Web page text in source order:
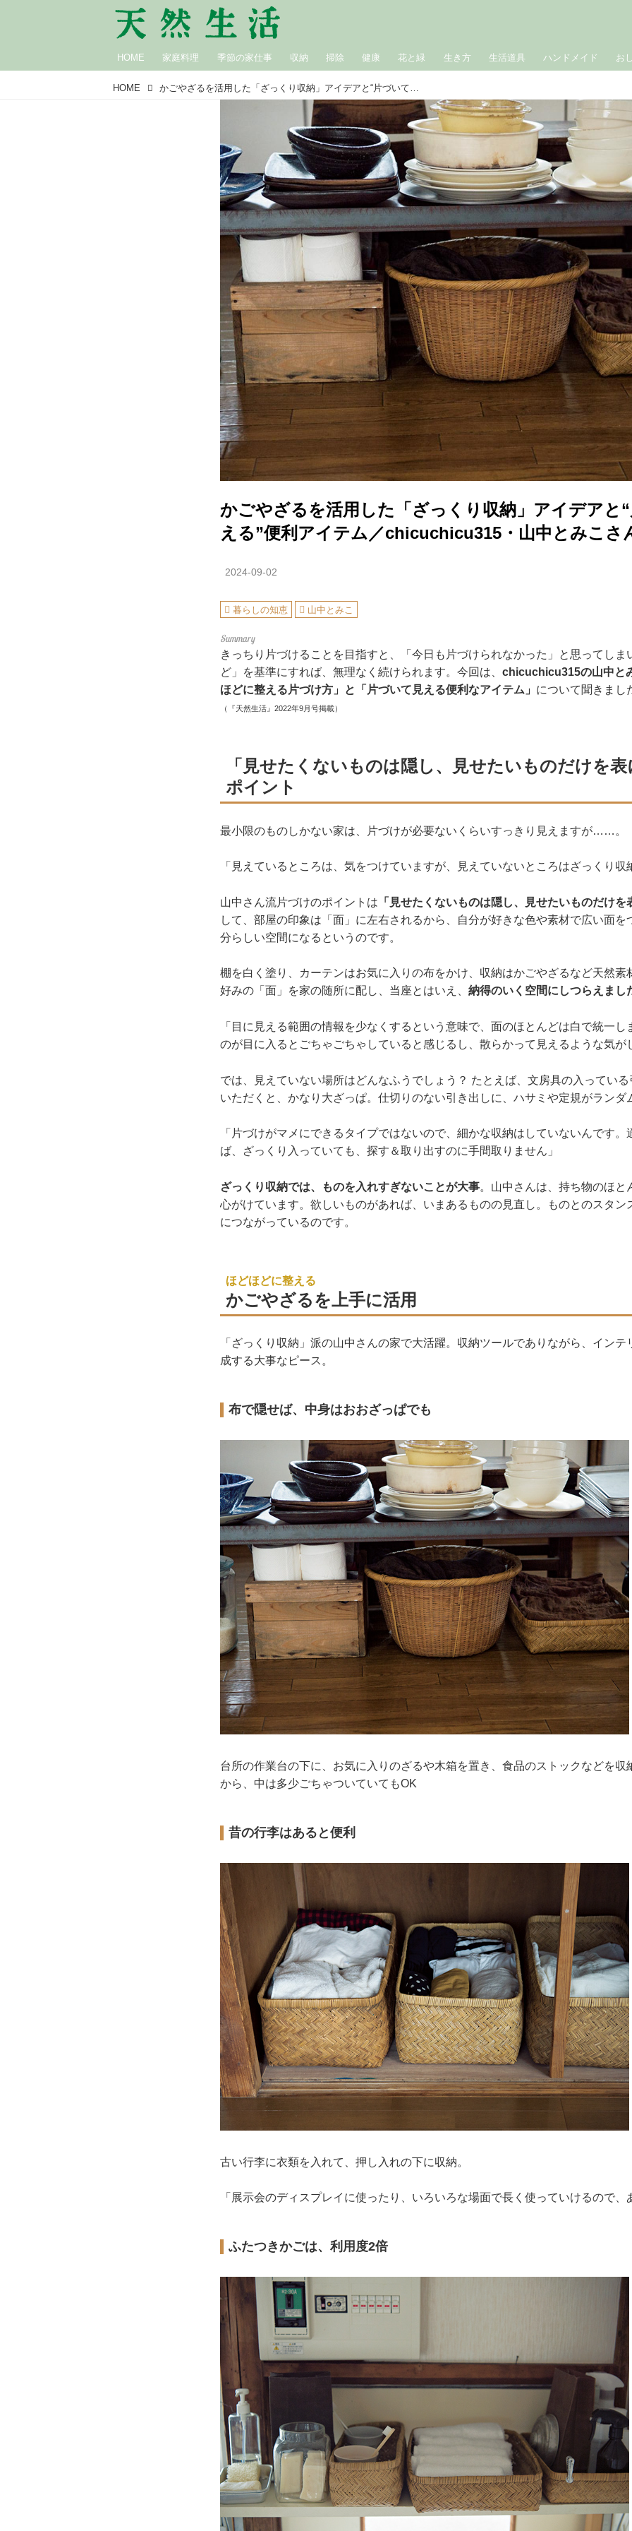
HOME 家庭料理 季節の家仕事 収納 掃除 健康 花と緑 生き方 生活道具 ハンドメイド お
HOME かごやざるを活用した「ざっくり収納」アイデアと“片づいて見える”便利アイテム／chicuchicu315・山中とみこさん
かごやざるを活用した「ざっくり収納」アイデアと
える”便利アイテム／chicuchicu315・山中とみこさ
2024-09-02
暮らしの知恵 山中とみこ
きっちり片づけることを目指すと、「今日も片づけられなかった」と思ってしま
ど」を基準にすれば、無理なく続けられます。今回は、 chicuchicu315の山中と
ほどに整える片づけ方」と「片づいて見える便利なアイテム」 について聞きまし
（『天然生活』2022年9月号掲載）
「見せたくないものは隠し、見せたいものだけを
ポイント
最小限のものしかない家は、片づけが必要ないくらいすっきり見えますが……。
「見えているところは、気をつけていますが、見えていないところはざっくり収
山中さん流片づけのポイントは 「見せたくないものは隠し、見せたいものだけを
して、部屋の印象は「面」に左右されるから、自分が好きな色や素材で広い面を
分らしい空間になるというのです。
棚を白く塗り、カーテンはお気に入りの布をかけ、収納はかごやざるなど天然素
好みの「面」を家の随所に配し、当座とはいえ、 納得のいく空間にしつらえまし
「目に見える範囲の情報を少なくするという意味で、面のほとんどは白で統一し
のが目に入るとごちゃごちゃしていると感じるし、散らかって見えるような気
では、見えていない場所はどんなふうでしょう？ たとえば、文房具の入ってい
いただくと、かなり大ざっぱ。仕切りのない引き出しに、ハサミや定規がランダ
「片づけがマメにできるタイプではないので、細かな収納はしていないんです。
ば、ざっくり入っていても、探す＆取り出すのに手間取りません」
ざっくり収納では、ものを入れすぎないことが大事。山中さんは、持ち物のほと
心がけています。欲しいものがあれば、いまあるものの見直し。ものとのスタン
につながっているのです。
ほどほどに整える
かごやざるを上手に活用
「ざっくり収納」派の山中さんの家で大活躍。収納ツールでありながら、インテ
成する大事なピース。
布で隠せば、中身はおおざっぱでも
台所の作業台の下に、お気に入りのざるや木箱を置き、食品のストックなどを収
から、中は多少ごちゃついていてもOK
昔の行李はあると便利
古い行李に衣類を入れて、押し入れの下に収納。
「展示会のディスプレイに使ったり、いろいろな場面で長く使っていけるので、
ふたつきかごは、利用度2倍